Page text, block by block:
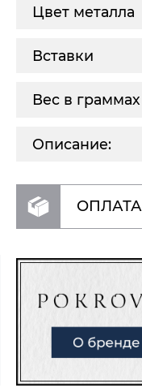
Цвет металла
Вставки
Описание:
Вес в граммах